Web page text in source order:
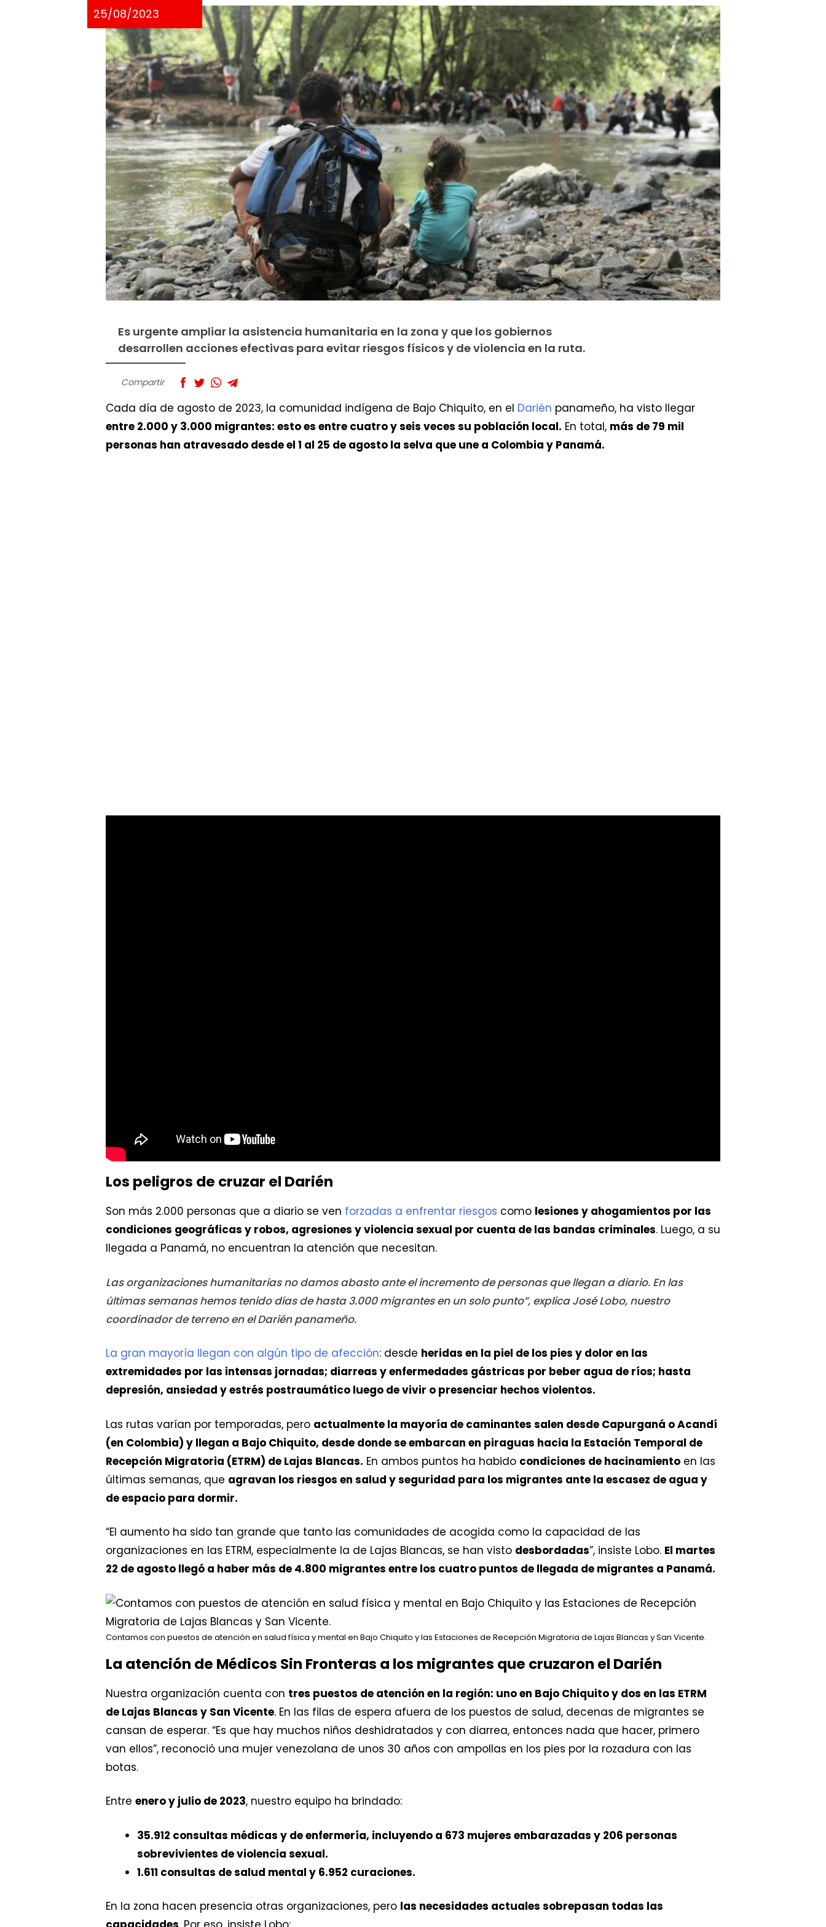
25/08/2023
Es urgente ampliar la asistencia humanitaria en la zona y que los gobiernos
desarrollen acciones efectivas para evitar riesgos físicos y de violencia en la ruta.
Compartir
Cada día de agosto de 2023, la comunidad indígena de Bajo Chiquito, en el Darién panameño, ha visto llegar
entre 2.000 y 3.000 migrantes: esto es entre cuatro y seis veces su población local. En total, más de 79 mil
personas han atravesado desde el 1 al 25 de agosto la selva que une a Colombia y Panamá.
Los peligros de cruzar el Darién
Son más 2.000 personas que a diario se ven forzadas a enfrentar riesgos como lesiones y ahogamientos por las
condiciones geográficas y robos, agresiones y violencia sexual por cuenta de las bandas criminales. Luego, a su
llegada a Panamá, no encuentran la atención que necesitan.
Las organizaciones humanitarias no damos abasto ante el incremento de personas que llegan a diario. En las
últimas semanas hemos tenido días de hasta 3.000 migrantes en un solo punto”, explica José Lobo, nuestro
coordinador de terreno en el Darién panameño.
La gran mayoría llegan con algún tipo de afección: desde heridas en la piel de los pies y dolor en las
extremidades por las intensas jornadas; diarreas y enfermedades gástricas por beber agua de ríos; hasta
depresión, ansiedad y estrés postraumático luego de vivir o presenciar hechos violentos.
Las rutas varían por temporadas, pero actualmente la mayoría de caminantes salen desde Capurganá o Acandí
(en Colombia) y llegan a Bajo Chiquito, desde donde se embarcan en piraguas hacia la Estación Temporal de
Recepción Migratoria (ETRM) de Lajas Blancas. En ambos puntos ha habido condiciones de hacinamiento en las
últimas semanas, que agravan los riesgos en salud y seguridad para los migrantes ante la escasez de agua y
de espacio para dormir.
“El aumento ha sido tan grande que tanto las comunidades de acogida como la capacidad de las
organizaciones en las ETRM, especialmente la de Lajas Blancas, se han visto desbordadas”, insiste Lobo. El martes
22 de agosto llegó a haber más de 4.800 migrantes entre los cuatro puntos de llegada de migrantes a Panamá.
Contamos con puestos de atención en salud física y mental en Bajo Chiquito y las Estaciones de Recepción Migratoria de Lajas Blancas y San Vicente.
La atención de Médicos Sin Fronteras a los migrantes que cruzaron el Darién
Nuestra organización cuenta con tres puestos de atención en la región: uno en Bajo Chiquito y dos en las ETRM
de Lajas Blancas y San Vicente. En las filas de espera afuera de los puestos de salud, decenas de migrantes se
cansan de esperar. “Es que hay muchos niños deshidratados y con diarrea, entonces nada que hacer, primero
van ellos”, reconoció una mujer venezolana de unos 30 años con ampollas en los pies por la rozadura con las
botas.
Entre enero y julio de 2023, nuestro equipo ha brindado:
35.912 consultas médicas y de enfermería, incluyendo a 673 mujeres embarazadas y 206 personas
sobrevivientes de violencia sexual.
1.611 consultas de salud mental y 6.952 curaciones.
En la zona hacen presencia otras organizaciones, pero las necesidades actuales sobrepasan todas las